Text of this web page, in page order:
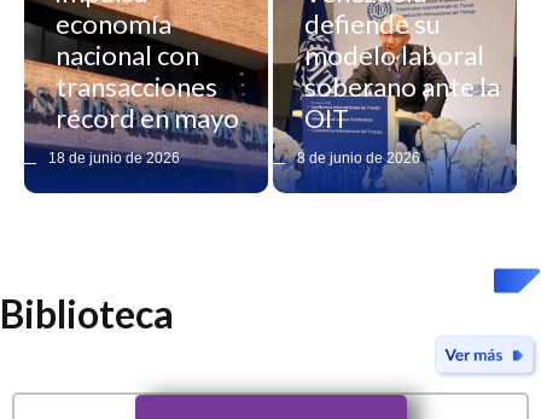
economía
nacional con
transacciones
récord en mayo
18 de junio de 2026
defiende su
modelo laboral
soberano ante la
OIT
8 de junio de 2026
Biblioteca